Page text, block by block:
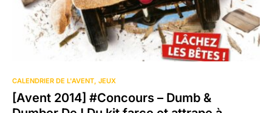
CALENDRIER DE L'AVENT JEUX
[Avent 2014] #Concours – Dumb &